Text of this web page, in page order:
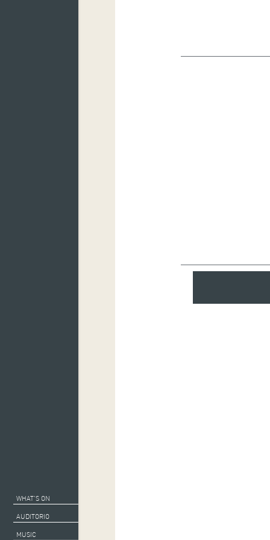
WHAT’S ON
AUDITORIO
MUSIC